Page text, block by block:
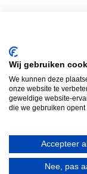
BUS
Teambuilding
Bedrijfsuitje Brabant
Bus Whisky
- Tel
Wij gebruiken
We kunnen deze
onze website te
geweldige website-
die we gebruiken
Accepteer
Nee, pas